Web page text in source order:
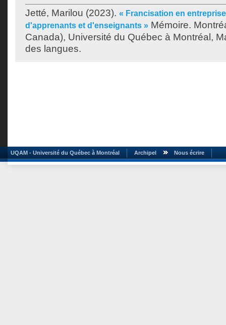
Jetté, Marilou (2023). « Francisation en
d'apprenants et d'enseignants » Mémoire.
Canada), Université du Québec à Montréal,
des langues.
UQAM - Université du Québec à Montréal Archipel Nous écrire